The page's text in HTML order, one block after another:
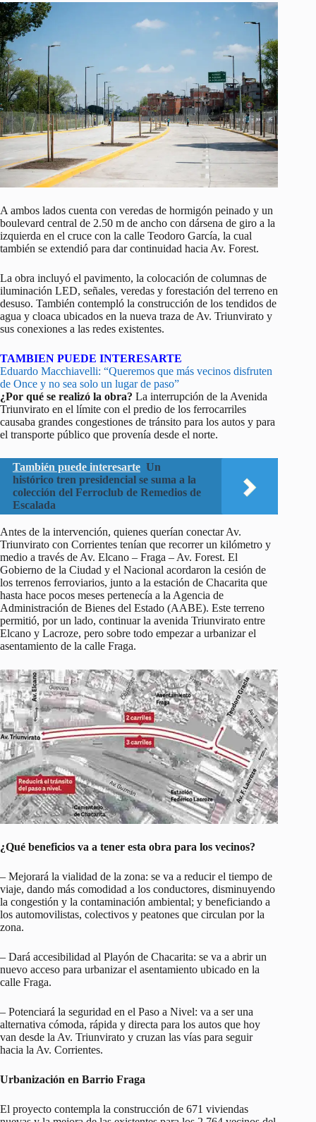
A ambos lados cuenta con veredas de hormigón peinado y un
boulevard central de 2.50 m de ancho con dársena de giro a la
izquierda en el cruce con la calle Teodoro García, la cual
también se extendió para dar continuidad hacia Av. Forest.
La obra incluyó el pavimento, la colocación de columnas de
iluminación LED, señales, veredas y forestación del terreno en
desuso. También contempló la construcción de los tendidos de
agua y cloaca ubicados en la nueva traza de Av. Triunvirato y
sus conexiones a las redes existentes.
TAMBIEN PUEDE INTERESARTE
Eduardo Macchiavelli: “Queremos que más vecinos disfruten
de Once y no sea solo un lugar de paso”
¿Por qué se realizó la obra? La interrupción de la Avenida
Triunvirato en el límite con el predio de los ferrocarriles
causaba grandes congestiones de tránsito para los autos y para
el transporte público que provenía desde el norte.
También puede interesarte Un
histórico tren presidencial se suma a la
colección del Ferroclub de Remedios de
Escalada
Antes de la intervención, quienes querían conectar Av.
Triunvirato con Corrientes tenían que recorrer un kilómetro y
medio a través de Av. Elcano – Fraga – Av. Forest. El
Gobierno de la Ciudad y el Nacional acordaron la cesión de
los terrenos ferroviarios, junto a la estación de Chacarita que
hasta hace pocos meses pertenecía a la Agencia de
Administración de Bienes del Estado (AABE). Este terreno
permitió, por un lado, continuar la avenida Triunvirato entre
Elcano y Lacroze, pero sobre todo empezar a urbanizar el
asentamiento de la calle Fraga.
¿Qué beneficios va a tener esta obra para los vecinos?
– Mejorará la vialidad de la zona: se va a reducir el tiempo de
viaje, dando más comodidad a los conductores, disminuyendo
la congestión y la contaminación ambiental; y beneficiando a
los automovilistas, colectivos y peatones que circulan por la
zona.
– Dará accesibilidad al Playón de Chacarita: se va a abrir un
nuevo acceso para urbanizar el asentamiento ubicado en la
calle Fraga.
– Potenciará la seguridad en el Paso a Nivel: va a ser una
alternativa cómoda, rápida y directa para los autos que hoy
van desde la Av. Triunvirato y cruzan las vías para seguir
hacia la Av. Corrientes.
Urbanización en Barrio Fraga
El proyecto contempla la construcción de 671 viviendas